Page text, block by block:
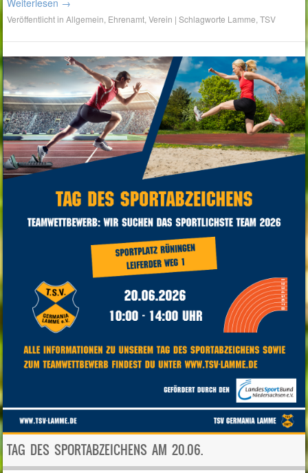
Veröffentlicht inAllgemein Ehrenamt ,Verein |Schlagworte Lamme ,TSV
TAG DES SPORTABZEICHENS AM 20.06.